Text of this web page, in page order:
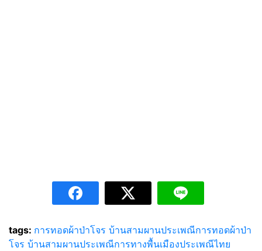
tags: การทอดผ้าป่าโจร บ้านสามผานประเพณีการทอดผ้าป่า
โจร บ้านสามผานประเพณีการทางพื้นเมืองประเพณีไทย